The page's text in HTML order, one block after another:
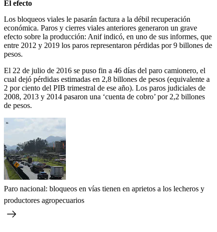
El efecto
Los bloqueos viales le pasarán factura a la débil recuperación
económica. Paros y cierres viales anteriores generaron un grave
efecto sobre la producción: Anif indicó, en uno de sus informes, que
entre 2012 y 2019 los paros representaron pérdidas por 9 billones de
pesos.
El 22 de julio de 2016 se puso fin a 46 días del paro camionero, el
cual dejó pérdidas estimadas en 2,8 billones de pesos (equivalente a
2 por ciento del PIB trimestral de ese año). Los paros judiciales de
2008, 2013 y 2014 pasaron una ‘cuenta de cobro’ por 2,2 billones
de pesos.
Paro nacional: bloqueos en vías tienen en aprietos a los lecheros y
productores agropecuarios